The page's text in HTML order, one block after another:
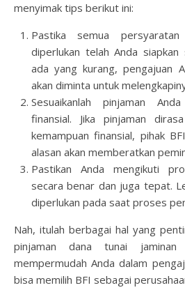
menyimak tips berikut ini:
Pastika semua
diperlukan telah Anda siapkan
ada yang kurang, pengajuan
akan diminta untuk
Sesuaikanlah pinjaman
finansial. Jika pinjaman
kemampuan finansial, pihak
alasan akan memberatkan
Pastikan Anda mengikuti
secara benar dan juga tepat.
diperlukan pada saat proses
Nah, itulah berbagai hal yang
pinjaman dana tunai
mempermudah Anda dalam
bisa memilih BFI sebagai